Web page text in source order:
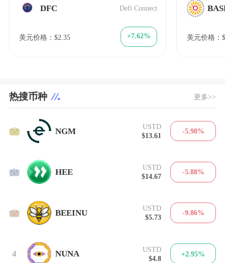
DFC Defi Connect
美元价格：$2.35 +7.62% 美元价格：
热搜币种 更多>>
1 NGM
USTD
$13.61
-5.98%
2 HEE
USTD
$14.67
-5.88%
3 BEEINU
USTD
$5.73
-9.86%
4 NUNA
USTD
$4.8
+2.95%